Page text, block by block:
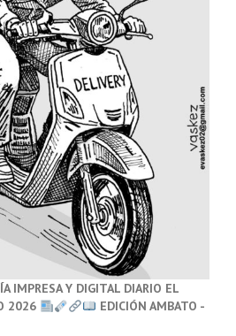
IMPRESA Y DIGITAL DIARIO EL
2026
EDICIÓN AMBATO -